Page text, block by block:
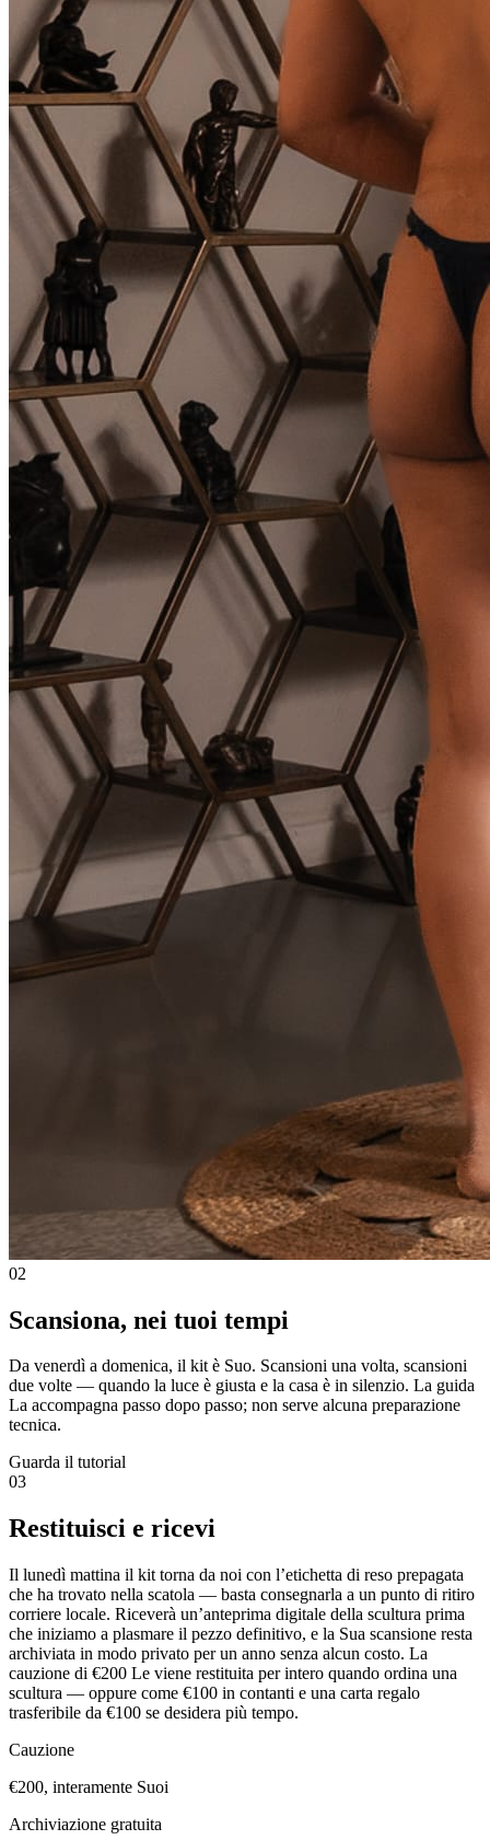
02
Scansiona, nei tuoi tempi
Da venerdì a domenica, il kit è Suo. Scansioni una volta, scansioni
due volte — quando la luce è giusta e la casa è in silenzio. La guida
La accompagna passo dopo passo; non serve alcuna preparazione
tecnica.
Guarda il tutorial
03
Restituisci e ricevi
Il lunedì mattina il kit torna da noi con l’etichetta di reso prepagata
che ha trovato nella scatola — basta consegnarla a un punto di ritiro
corriere locale. Riceverà un’anteprima digitale della scultura prima
che iniziamo a plasmare il pezzo definitivo, e la Sua scansione resta
archiviata in modo privato per un anno senza alcun costo. La
cauzione di €200 Le viene restituita per intero quando ordina una
scultura — oppure come €100 in contanti e una carta regalo
trasferibile da €100 se desidera più tempo.
Cauzione
€200, interamente Suoi
Archiviazione gratuita